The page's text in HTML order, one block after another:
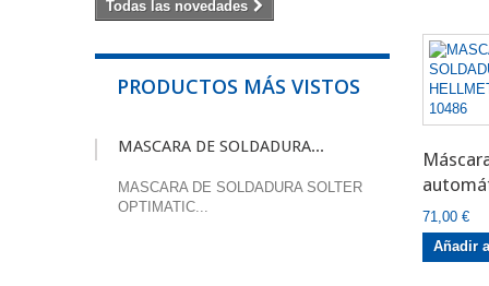
Todas las novedades
PRODUCTOS MÁS VISTOS
MASCARA DE SOLDADURA...
MASCARA DE SOLDADURA SOLTER
OPTIMATIC...
71,00 €
Añadir